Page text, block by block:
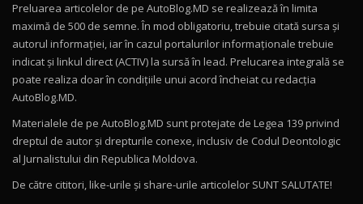
Mercedes-AMG E 53 HYBRID 4MATIC+ / Test
Drive AutoBlog.MD
16:27
11
Noul Volvo ES90 / Test Drive AutoBlog.MD
12
Noul MG HS / Test Drive AutoBlog.MD
16:48
Preluarea articolelor de pe AutoBlog.MD se realizează în limita
maximă de 500 de semne. În mod obligatoriu, trebuie citată sursa și
autorul informației, iar în cazul portalurilor informaționale trebuie
indicat și linkul direct (ACTIV) la sursă în lead. Prelucarea integrală se
poate realiza doar în condițiile unui acord încheiat cu redacţia
AutoBlog.MD.
Materialele de pe AutoBlog.MD sunt protejate de Legea 139 privind
dreptul de autor și drepturile conexe, inclusiv de Codul Deontologic
al Jurnalistului din Republica Moldova.
De către cititori, like-urile şi share-urile articolelor SUNT SALUTATE!